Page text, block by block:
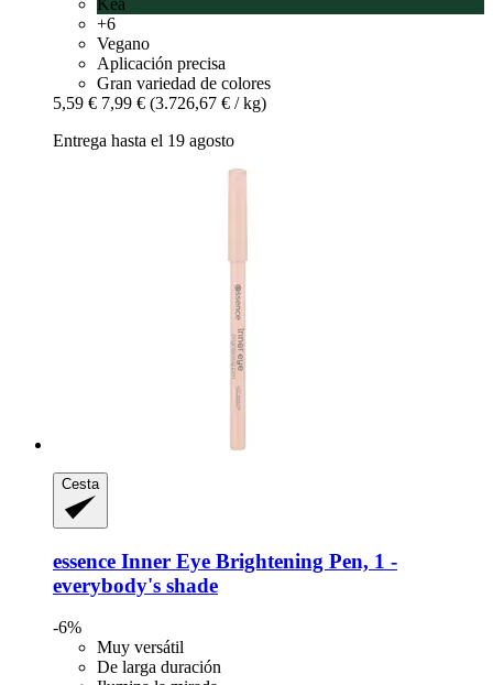
Kea
+6
Vegano
Aplicación precisa
Gran variedad de colores
5,59 € 7,99 € (3.726,67 € / kg)
Entrega hasta el 19 agosto
Cesta
essence Inner Eye Brightening Pen, 1 -​
everybody's shade
-6%
Muy versátil
De larga duración